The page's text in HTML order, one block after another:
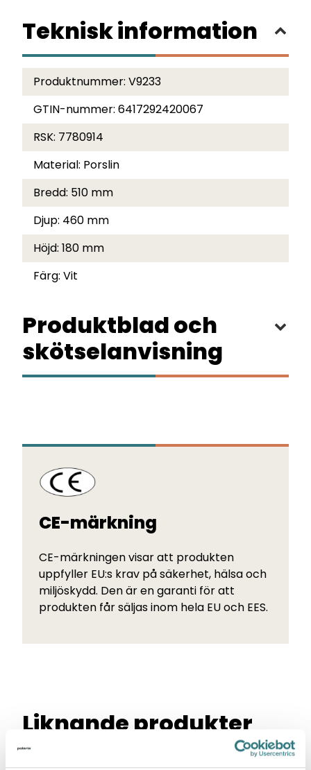
Teknisk information
Produktnummer: V9233
GTIN-nummer: 6417292420067
RSK: 7780914
Material: Porslin
Bredd: 510 mm
Djup: 460 mm
Höjd: 180 mm
Färg: Vit
Produktblad och
skötselanvisning
CE-märkning
CE-märkningen visar att produkten
uppfyller EU:s krav på säkerhet, hälsa och
miljöskydd. Den är en garanti för att
produkten får säljas inom hela EU och EES.
Liknande produkter